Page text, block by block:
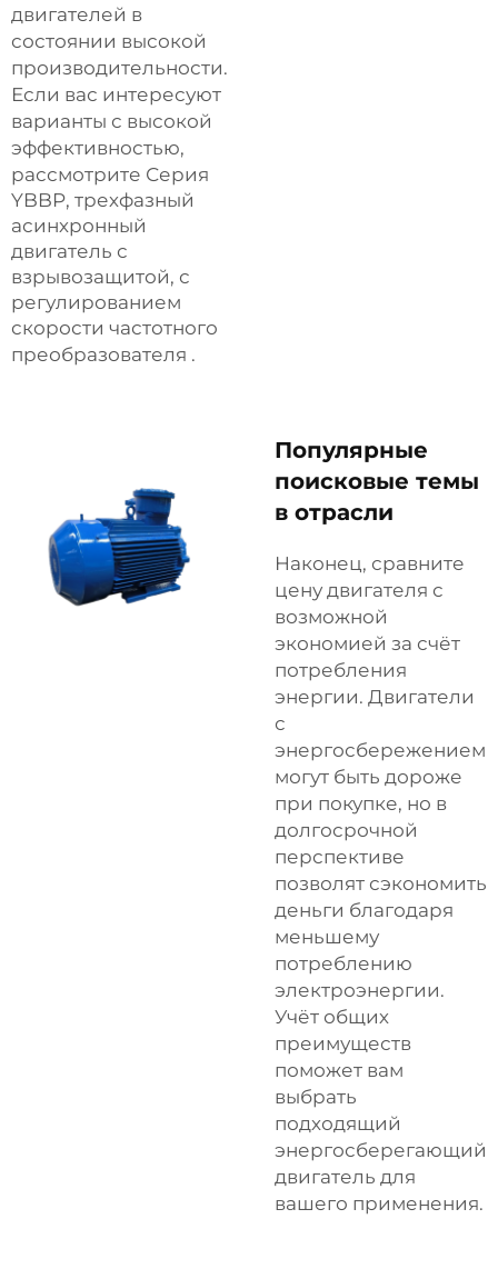
двигателей в
состоянии высокой
производительности.
Если вас интересуют
варианты с высокой
эффективностью,
рассмотрите Серия
YBBP, трехфазный
асинхронный
двигатель с
взрывозащитой, с
регулированием
скорости частотного
преобразователя .
Популярные
поисковые темы
в отрасли
Наконец, сравните
цену двигателя с
возможной
экономией за счёт
потребления
энергии. Двигатели
с
энергосбережением
могут быть дороже
при покупке, но в
долгосрочной
перспективе
позволят сэкономить
деньги благодаря
меньшему
потреблению
электроэнергии.
Учёт общих
преимуществ
поможет вам
выбрать
подходящий
энергосберегающий
двигатель для
вашего применения.